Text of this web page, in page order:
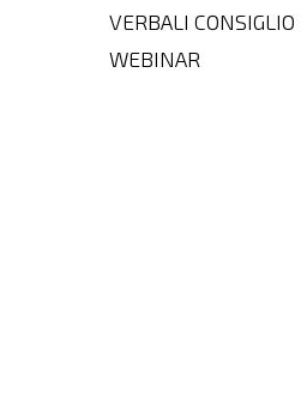
VERBALI CONSIGLIO
WEBINAR